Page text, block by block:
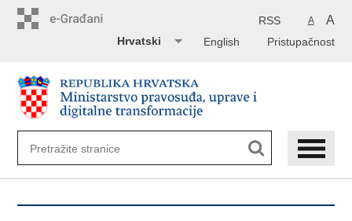
A A
RSS
Pristupačnost
English
Hrvatski